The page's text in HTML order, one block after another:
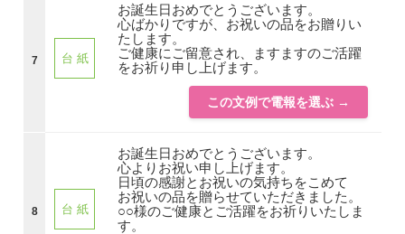
7 台 紙
お誕生日おめでとうございます。
心ばかりですが、お祝いの品をお贈りい
たします。
ご健康にご留意され、ますますのご活躍
をお祈り申し上げます。
この文例で電報を選ぶ →
8 台 紙
お誕生日おめでとうございます。
心よりお祝い申し上げます。
日頃の感謝とお祝いの気持ちをこめて
お祝いの品を贈らせていただきました。
○○様のご健康とご活躍をお祈りいたしま
す。